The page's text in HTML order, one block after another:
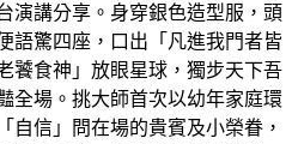
演講分享。身穿銀色造型服，頭
語驚四座，口出「凡進我門者皆
饕食神」放眼星球，獨步天下吾
全場。挑大師首次以幼年家庭環
自信」問在場的貴賓及小榮眷，